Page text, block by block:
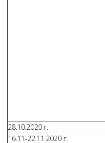
28.10.2020 г.
16.11-22.11.2020 г.